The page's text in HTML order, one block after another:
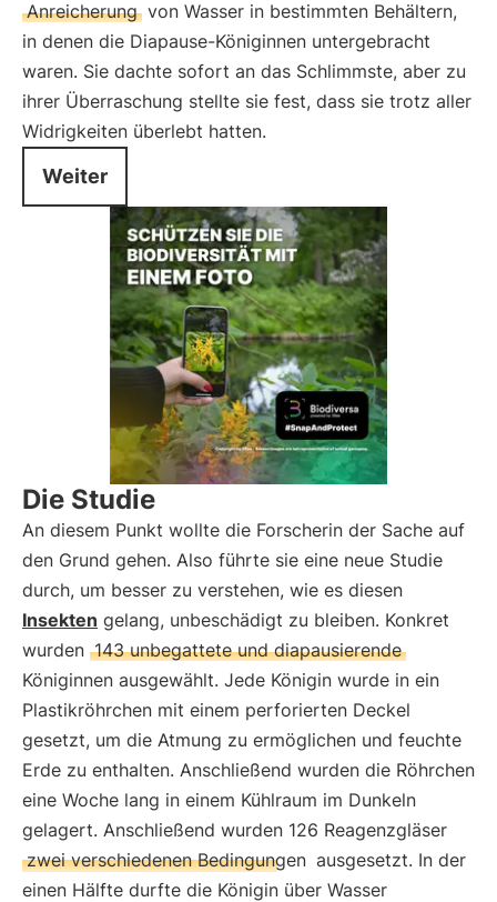
Anreicherung von Wasser in bestimmten Behältern,
in denen die Diapause-Königinnen untergebracht
waren. Sie dachte sofort an das Schlimmste, aber zu
ihrer Überraschung stellte sie fest, dass sie trotz aller
Widrigkeiten überlebt hatten.
Weiter
Die Studie
An diesem Punkt wollte die Forscherin der Sache auf
den Grund gehen. Also führte sie eine neue Studie
durch, um besser zu verstehen, wie es diesen
Insekten gelang, unbeschädigt zu bleiben. Konkret
wurden 143 unbegattete und diapausierende
Königinnen ausgewählt. Jede Königin wurde in ein
Plastikröhrchen mit einem perforierten Deckel
gesetzt, um die Atmung zu ermöglichen und feuchte
Erde zu enthalten. Anschließend wurden die Röhrchen
eine Woche lang in einem Kühlraum im Dunkeln
gelagert. Anschließend wurden 126 Reagenzgläser
zwei verschiedenen Bedingungen ausgesetzt. In der
einen Hälfte durfte die Königin über Wasser